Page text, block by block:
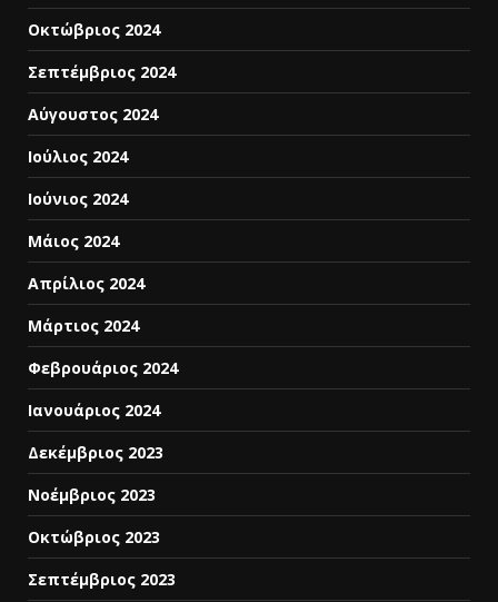
Οκτώβριος 2024
Σεπτέμβριος 2024
Αύγουστος 2024
Ιούλιος 2024
Ιούνιος 2024
Μάιος 2024
Απρίλιος 2024
Μάρτιος 2024
Φεβρουάριος 2024
Ιανουάριος 2024
Δεκέμβριος 2023
Νοέμβριος 2023
Οκτώβριος 2023
Σεπτέμβριος 2023